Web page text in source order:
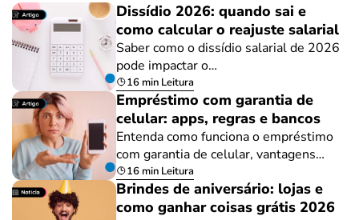
Dissídio 2026: quando sai e
como calcular o reajuste salarial
Saber como o dissídio salarial de 2026
pode impactar o…
16 min Leitura
Empréstimo com garantia de
celular: apps, regras e bancos
Entenda como funciona o empréstimo
com garantia de celular, vantagens…
16 min Leitura
Brindes de aniversário: lojas e
como ganhar coisas grátis 2026